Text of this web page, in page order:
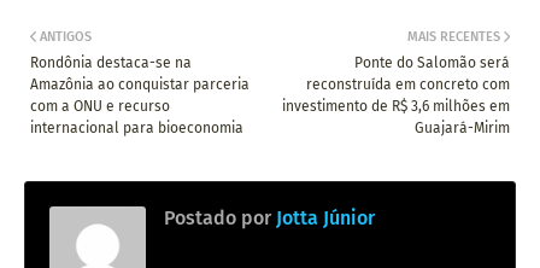
MAIS RECENTES
Ponte do Salomão será
reconstruída em concreto com
investimento de R$ 3,6 milhões em
Guajará-Mirim
ANTIGOS
Rondônia destaca-se na
Amazônia ao conquistar parceria
com a ONU e recurso
internacional para bioeconomia
Postado por Jotta Júnior